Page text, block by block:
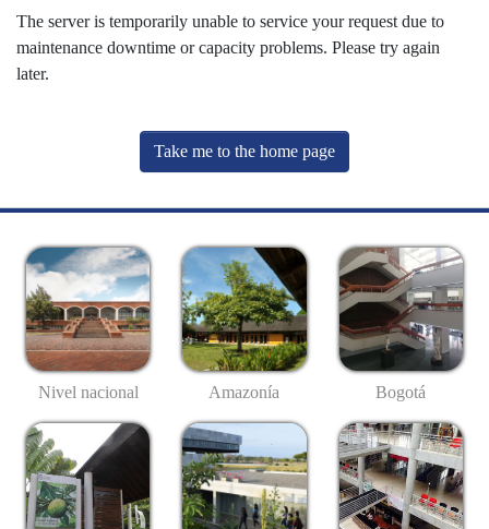
The server is temporarily unable to service your request due to
maintenance downtime or capacity problems. Please try again
later.
Take me to the home page
Nivel nacional Amazonía Bogotá